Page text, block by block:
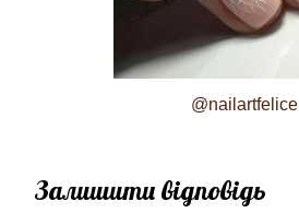
@nailartfelice
Залишити відповідь